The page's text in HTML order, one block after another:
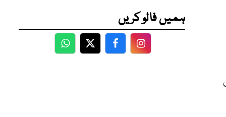
ہمیں فالو کریں
WhatsApp
TwitterFacebookFacebook